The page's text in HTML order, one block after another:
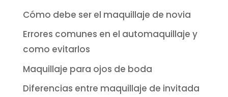
Cómo debe ser el maquillaje de novia
Errores comunes en el automaquillaje y
como evitarlos
Maquillaje para ojos de boda
Diferencias entre maquillaje de invitada